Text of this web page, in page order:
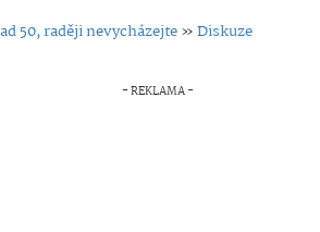
50, raději nevycházejte»Diskuze